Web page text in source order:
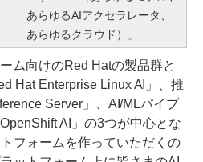
あらゆるAIアクセラレータ、
あらゆるクラウド）」
ム向けのRed Hatの製品群と
Hat Enterprise Linux AI」、推
Server」、AI/MLパイプ
AI」の3つが中心とな
フォームを作っていただくの